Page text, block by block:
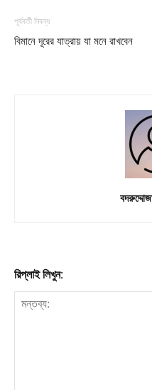
My account
পূর্ববর্তী নিবন্ধ
বিমানে দূরের যাত্রায় যা মনে রাখবেন
রিপ্লাই লিখুন: